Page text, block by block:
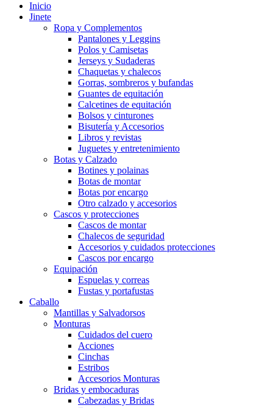
Inicio
Jinete
Ropa y Complementos
Pantalones y Leggins
Polos y Camisetas
Jerseys y Sudaderas
Chaquetas y chalecos
Gorras, sombreros y bufandas
Guantes de equitación
Calcetines de equitación
Bolsos y cinturones
Bisutería y Accesorios
Libros y revistas
Juguetes y entretenimiento
Botas y Calzado
Botines y polainas
Botas de montar
Botas por encargo
Otro calzado y accesorios
Cascos y protecciones
Cascos de montar
Chalecos de seguridad
Accesorios y cuidados protecciones
Cascos por encargo
Equipación
Espuelas y correas
Fustas y portafustas
Caballo
Mantillas y Salvadorsos
Monturas
Cuidados del cuero
Acciones
Cinchas
Estribos
Accesorios Monturas
Bridas y embocaduras
Cabezadas y Bridas